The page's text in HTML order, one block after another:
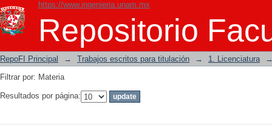
https://www.ingenieria.unam.mx
Repositorio
Filtrar por: Materia
RepoFI Principal → Trabajos escritos para titulación → 1. Licenciatura
Filtrar por: Materia
Resultados por página: